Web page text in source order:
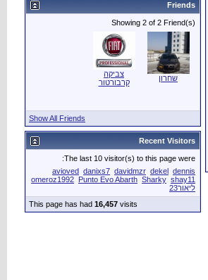
Friends
Showing 2 of 2 Friend(s)
שחרון
צביקה
קרבורטור
Show All Friends
Recent Visitors
The last 10 visitor(s) to this page were:
avioved danixs7 davidmzr dekel dennis
omeroz1992 Punto Evo Abarth Sharky shay11
ליאור23
This page has had 16,457 visits